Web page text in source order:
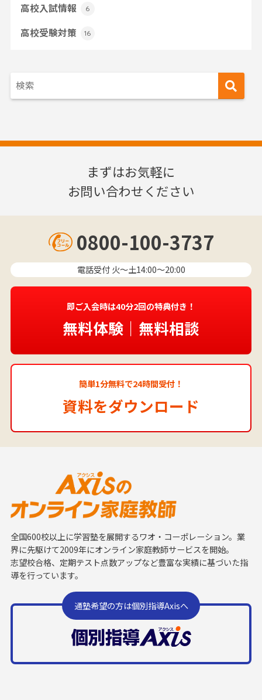
高校入試情報 6
高校受験対策 16
まずはお気軽に
お問い合わせください
0800-100-3737
電話受付 火〜土14:00～20:00
即ご入会時は40分2回の特典付き！
無料体験｜無料相談
簡単1分無料で24時間受付！
資料をダウンロード
全国600校以上に学習塾を展開するワオ・コーポレーション。業
界に先駆けて2009年にオンライン家庭教師サービスを開始。
志望校合格、定期テスト点数アップなど豊富な実績に基づいた指
導を行っています。
通塾希望の方は個別指導Axisへ